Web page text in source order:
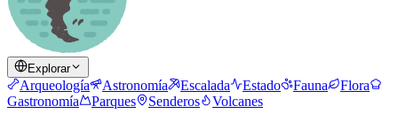
Explorar
Arqueología Astronomía Escalada Estado Fauna
Flora
Gastronomía
Parques Senderos
Volcanes